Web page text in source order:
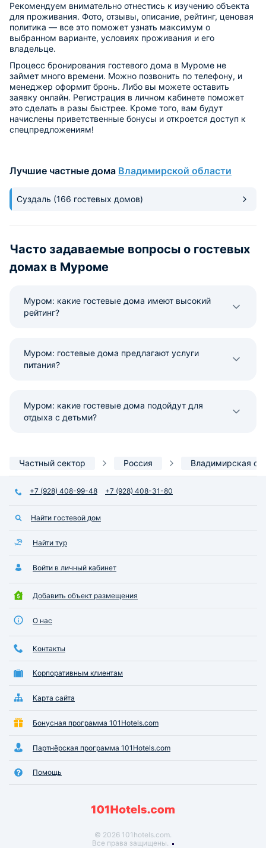
Рекомендуем внимательно отнестись к изучению объекта
для проживания. Фото, отзывы, описание, рейтинг, ценовая
политика — все это поможет узнать максимум о
выбранном варианте, условиях проживания и его
владельце.
Процесс бронирования гостевого дома в Муроме не
займет много времени. Можно позвонить по телефону, и
менеджер оформит бронь. Либо вы можете оставить
заявку онлайн. Регистрация в личном кабинете поможет
это сделать в разы быстрее. Кроме того, вам будут
начислены приветственные бонусы и откроется доступ к
спецпредложениям!
Лучшие частные дома Владимирской области
Суздаль (166 гостевых домов)
Часто задаваемые вопросы о гостевых
домах в Муроме
Муром: какие гостевые дома имеют высокий
рейтинг?
Муром: гостевые дома предлагают услуги
питания?
Муром: какие гостевые дома подойдут для
отдыха с детьми?
Частный сектор Россия Владимирская
+7 (928) 408-99-48 +7 (928) 408-31-80
Найти гостевой дом
Найти тур
Войти в личный кабинет
Добавить объект размещения
О нас
Контакты
Корпоративным клиентам
Карта сайта
Бонусная программа 101Hotels.com
Партнёрская программа 101Hotels.com
Помощь
© 2026 101hotels.com.
Все права защищены.